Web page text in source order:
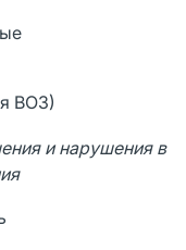
ВОЗ)
и нарушения в